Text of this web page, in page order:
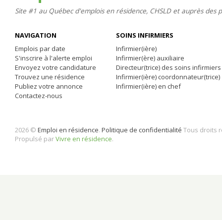
Site #1 au Québec d'emplois en résidence, CHSLD et auprès des
NAVIGATION
Emplois par date
S'inscrire à l'alerte emploi
Envoyez votre candidature
Trouvez une résidence
Publiez votre annonce
Contactez-nous
SOINS INFIRMIERS
Infirmier(ière)
Infirmier(ère) auxiliaire
Directeur(trice) des soins infirmiers
Infirmier(ière) coordonnateur(trice)
Infirmier(ière) en chef
2026 © Emploi en résidence. Politique de confidentialité Tous droits
Propulsé parVivre en résidence.